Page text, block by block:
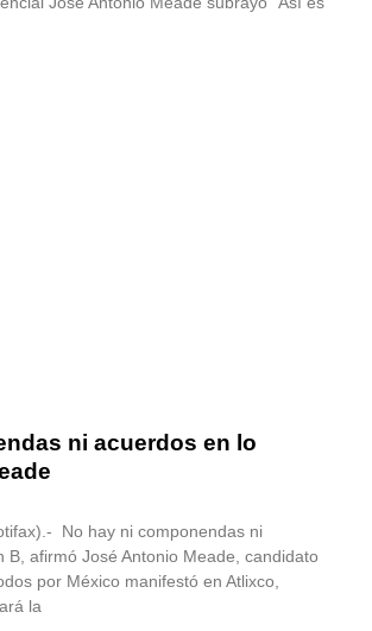
ni acuerdos en lo
No hay ni componendas ni
B, afirmó José Antonio Meade, candidato
por México manifestó en Atlixco,
la